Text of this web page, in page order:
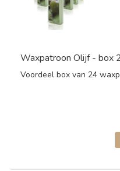
Waxpatroon Olijf - box
Voordeel box van 24